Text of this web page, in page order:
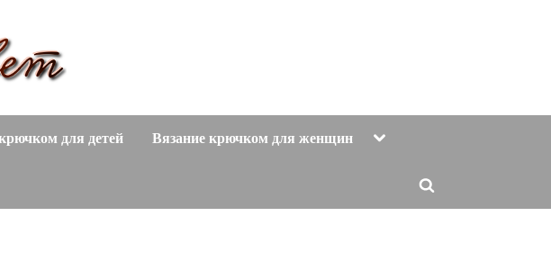
для детей Вязание крючком для женщин Toggle
Toggle